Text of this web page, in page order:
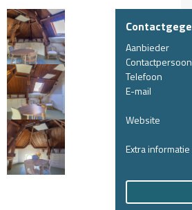
Aanbieder
Contactpersoon
Telefoon
E-mail
Website
Extra informatie